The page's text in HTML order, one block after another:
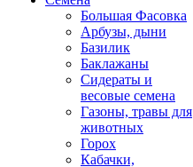
Большая Фасовка
Арбузы, дыни
Базилик
Баклажаны
Сидераты и
весовые семена
Газоны, травы для
животных
Горох
Кабачки,